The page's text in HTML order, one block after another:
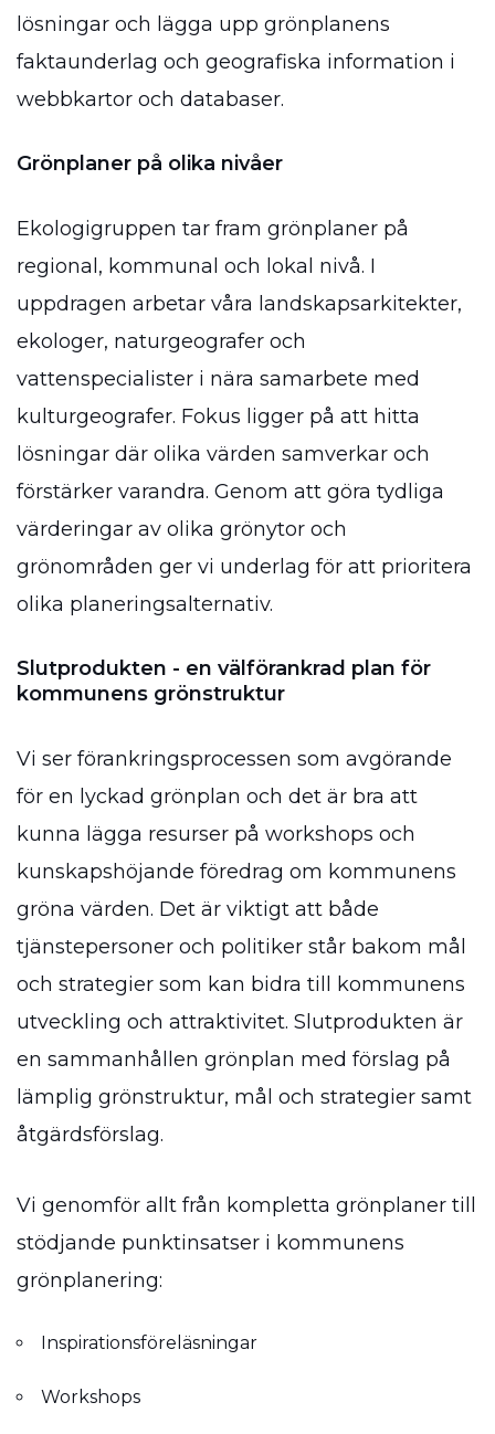
lösningar och lägga upp grönplanens
faktaunderlag och geografiska information i
webbkartor och databaser.
Grönplaner på olika nivåer
Ekologigruppen tar fram grönplaner på
regional, kommunal och lokal nivå. I
uppdragen arbetar våra landskapsarkitekter,
ekologer, naturgeografer och
vattenspecialister i nära samarbete med
kulturgeografer. Fokus ligger på att hitta
lösningar där olika värden samverkar och
förstärker varandra. Genom att göra tydliga
värderingar av olika grönytor och
grönområden ger vi underlag för att prioritera
olika planeringsalternativ.
Slutprodukten - en välförankrad plan för
kommunens grönstruktur
Vi ser förankringsprocessen som avgörande
för en lyckad grönplan och det är bra att
kunna lägga resurser på workshops och
kunskapshöjande föredrag om kommunens
gröna värden. Det är viktigt att både
tjänstepersoner och politiker står bakom mål
och strategier som kan bidra till kommunens
utveckling och attraktivitet. Slutprodukten är
en sammanhållen grönplan med förslag på
lämplig grönstruktur, mål och strategier samt
åtgärdsförslag.
Vi genomför allt från kompletta grönplaner till
stödjande punktinsatser i kommunens
grönplanering:
Inspirationsföreläsningar
Workshops